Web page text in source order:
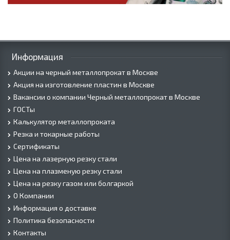
Информация
Акции на черный металлопрокат в Москве
Акция на изготовление пластин в Москве
Вакансии о компании Черный металлопрокат в Москве
ГОСТы
Калькулятор металлопроката
Резка и токарные работы
Сертификаты
Цена на лазерную резку стали
Цена на плазменую резку стали
Цена на резку газом или болгаркой
О Компании
Информация о доставке
Политика безопасности
Контакты